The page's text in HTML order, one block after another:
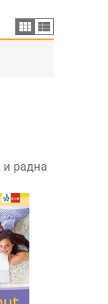
и радна